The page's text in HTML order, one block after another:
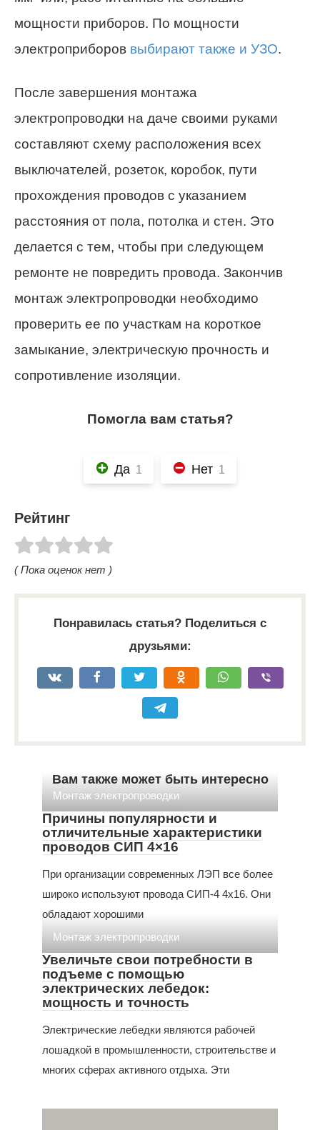
мощности приборов. По мощности
электроприборов выбирают также и УЗО.
После завершения монтажа
электропроводки на даче своими руками
составляют схему расположения всех
выключателей, розеток, коробок, пути
прохождения проводов с указанием
расстояния от пола, потолка и стен. Это
делается с тем, чтобы при следующем
ремонте не повредить провода. Закончив
монтаж электропроводки необходимо
проверить ее по участкам на короткое
замыкание, электрическую прочность и
сопротивление изоляции.
Помогла вам статья?
Да 1 Нет 1
Рейтинг
( Пока оценок нет )
Понравилась статья? Поделиться с
друзьями:
Вам также может быть интересно
Монтаж электропроводки
Причины популярности и
отличительные характеристики
проводов СИП 4×16
При организации современных ЛЭП все более
широко используют провода СИП-4 4х16. Они
обладают хорошими
Монтаж электропроводки
Увеличьте свои потребности в
подъеме с помощью
электрических лебедок:
мощность и точность
Электрические лебедки являются рабочей
лошадкой в промышленности, строительстве и
многих сферах активного отдыха. Эти